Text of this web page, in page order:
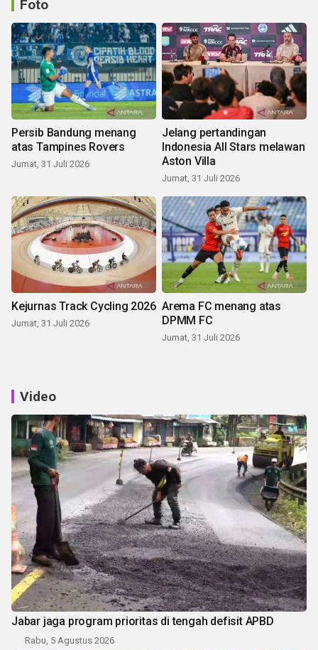
Foto
Persib Bandung menang
atas Tampines Rovers
Jumat, 31 Juli 2026
Jelang pertandingan
Indonesia All Stars melawan
Aston Villa
Jumat, 31 Juli 2026
Kejurnas Track Cycling 2026
Jumat, 31 Juli 2026
Arema FC menang atas
DPMM FC
Jumat, 31 Juli 2026
Video
Jabar jaga program prioritas di tengah defisit APBD
Rabu, 5 Agustus 2026